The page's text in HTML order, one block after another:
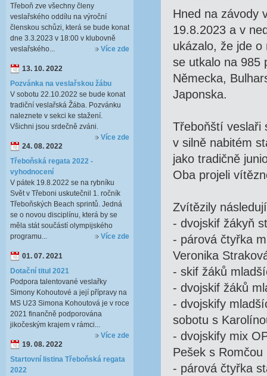
Hned na závody
19.8.2023 a v
ukázalo, že jde
se utkalo na 985
Německa,
Japonska.
Třeboňští veslaři
v silně nabitém
jako tradičně
Oba projeli
Zvítězily
- dvojskif žákyň
- párová čtyřka
Veronika
- skif žáků
- dvojskif žáků
- dvojskify
sobotu s
- dvojskify mix
Pešek s Romčou
- párová čtyřka
Třeboň zve všechny členy
veslařského oddílu na výroční
členskou schůzi, která se bude konat
dne 3.3.2023 v 18:00 v klubovně
veslařského...
Více zde
13. 10. 2022
Pozvánka na veslařskou žábu
V sobotu 22.10.2022 se bude konat
tradiční veslařská Žába. Pozvánku
naleznete v sekci ke stažení.
Všichni jsou srdečně zváni.
Více zde
24. 08. 2022
Třeboňská regata 2022 -
vyhodnocení
V pátek 19.8.2022 se na rybníku
Svět v Třeboni uskutečnil 1. ročník
Třeboňských Beach sprintů. Jedná
se o novou disciplínu, která by se
měla stát součástí olympijského
programu...
Více zde
01. 07. 2021
Dotační titul 2021
Podpora talentované veslařky
Simony Kohoutové a její přípravy na
MS U23 Simona Kohoutová je v roce
2021 finančně podporována
jikočeským krajem v rámci...
Více zde
19. 08. 2022
Startovní listina Třeboňská regata
2022